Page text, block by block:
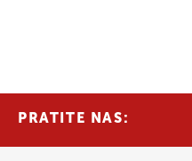
PRATITE NAS: